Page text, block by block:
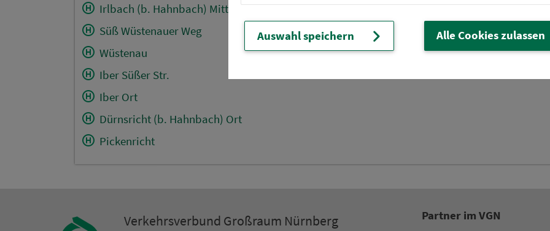
Irlbach (b. Hahnbach) Mitte
Süß Wüstenauer Weg
Wüstenau
Iber Süßer Str.
Iber Ort
Dürnsricht (b. Hahnbach) Ort
Pickenricht
Gebenbach Ort
Ver­kehrs­ver­bund Groß­raum Nürn­berg Partner im VGN
Auswahl speichern Alle Cookies zulassen